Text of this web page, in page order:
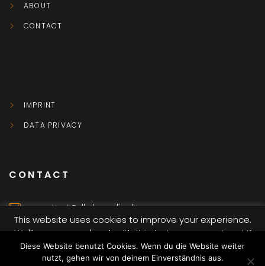
ABOUT
CONTACT
IMPRINT
DATA PRIVACY
CONTACT
contact@dkvbmedia.de
This website uses cookies to improve your experience.
We'll assume you're ok with this, but you can opt-out if
you wish.
Diese Website benutzt Cookies. Wenn du die Website weiter
nutzt, gehen wir von deinem Einverständnis aus.